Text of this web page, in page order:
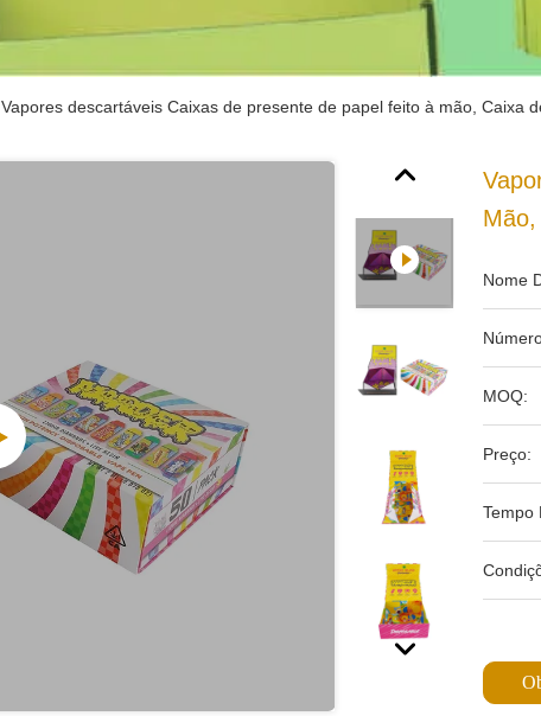
Vapores descartáveis Caixas de presente de papel feito à mão, Caixa
Nome
MOQ:
Preço:
Tempo